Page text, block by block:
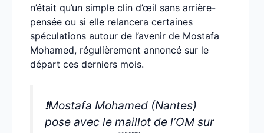
n’était qu’un simple clin d’œil sans arrière-
pensée ou si elle relancera certaines
spéculations autour de l’avenir de Mostafa
Mohamed, régulièrement annoncé sur le
départ ces derniers mois.
❗️Mostafa Mohamed (Nantes)
pose avec le maillot de l’OM sur